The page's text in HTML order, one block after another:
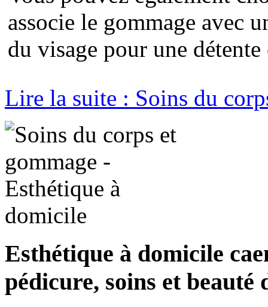
associe le gommage avec
du visage pour une
Lire la suite : Soins du
Esthétique à domicile
pédicure, soins et